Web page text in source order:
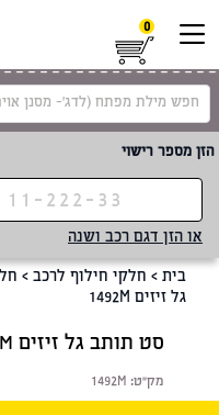
0
הזן מספר רישוי
או הזן דגם רכב ושנה
בית > חלקי חילוף לרכב >
גל זיזים 1492M
סט תותב גל זיזים 1492M
מק"ט: 1492M